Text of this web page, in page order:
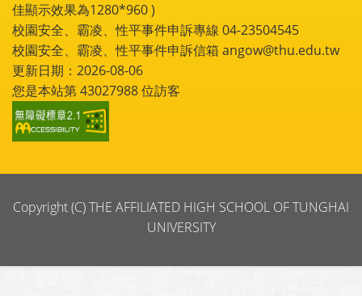
佳顯示效果為1280*960 )
校園安全、霸凌、性平事件申訴專線 04-23504545
校園安全、霸凌、性平事件申訴信箱 angow@thu.edu.tw
更新日期：2026-08-06
您是本站第43027988位訪客
Copyright (C) THE AFFILIATED HIGH SCHOOL OF TUNGHAI
UNIVERSITY